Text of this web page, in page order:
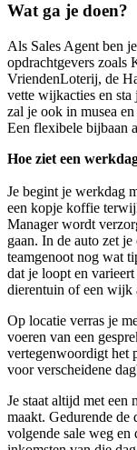
Wat ga je doen?
Als Sales Agent ben
opdrachtgevers zoals
VriendenLoterij, de
vette wijkacties en
zal je ook in musea
Een flexibele bijbaan
Hoe ziet een
Je begint je werkdag
een kopje koffie
Manager wordt
gaan. In de auto zet
teamgenoot nog wat
dat je loopt en
dierentuin of een wijk
Op locatie verras je
voeren van een
vertegenwoordigt het
voor verscheidene
Je staat altijd met een
maakt. Gedurende de
volgende sale weg en